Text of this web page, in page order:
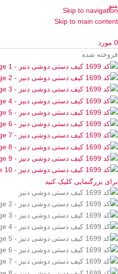
Skip to navigation
Skip to main content
منو
0 مورد
فروخته شده
برای بزرگنمایی کلیک کنید